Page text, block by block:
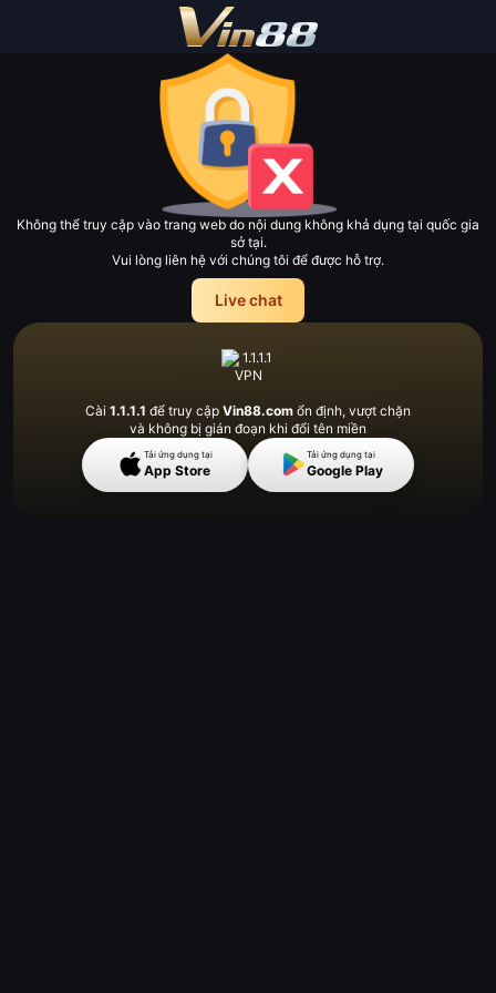
Không thể truy cập vào trang web do nội dung không khả dụng tại quốc gia
sở tại.
Vui lòng liên hệ với chúng tôi để được hỗ trợ.
Live chat
Cài 1.1.1.1 để truy cập Vin88.com ổn định, vượt chặn
và không bị gián đoạn khi đổi tên miền
Tải ứng dụng tại
App Store
Tải ứng dụng tại
Google Play